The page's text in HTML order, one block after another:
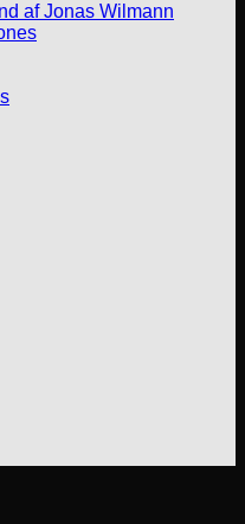
af Jonas Wilmann